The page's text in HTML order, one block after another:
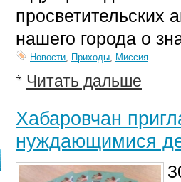
просветительских
нашего города о
Новости, Приходы, Миссия
Читать дальше
Хабаровчан
нуждающимися